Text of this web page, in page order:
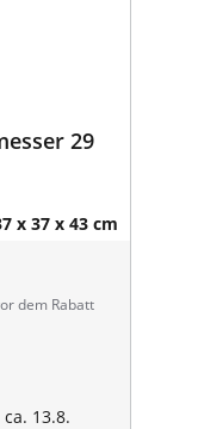
29
x 37 x 43 cm
dem Rabatt
13.8.